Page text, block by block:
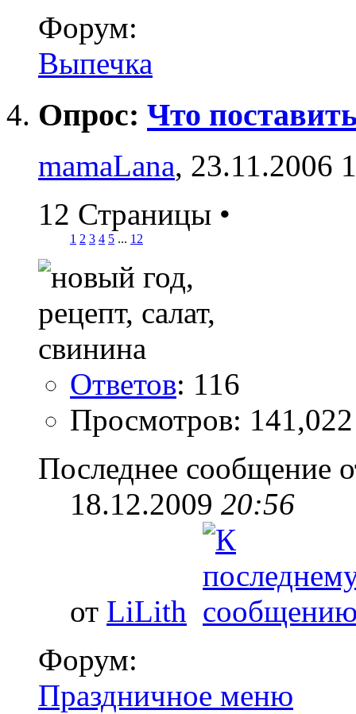
Форум:
Выпечка
Опрос: Что
mamaLana, 23.11.2006
12 Страницы •
1 2 3 4 5 ... 12
Ответов: 116
Просмотров: 141,022
Последнее сообщение
18.12.2009 20:56
от LiLith
Форум:
Праздничное меню